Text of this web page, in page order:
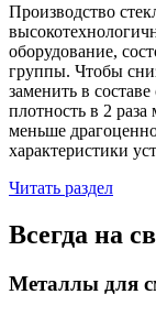
Производство
оборудование,
группы. Чтобы
заменить в
плотность в 2 раза
меньше
характеристики
Читать раздел
Всегда на
Металлы для